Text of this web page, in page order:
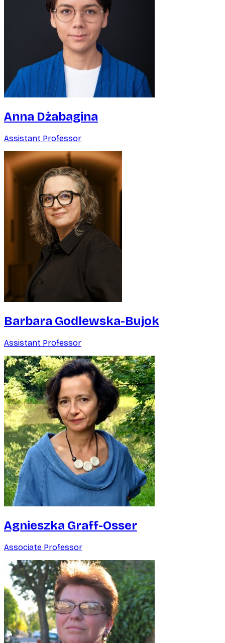
Anna Dżabagina
Assistant Professor
Barbara Godlewska-Bujok
Assistant Professor
Agnieszka Graff-Osser
Associate Professor